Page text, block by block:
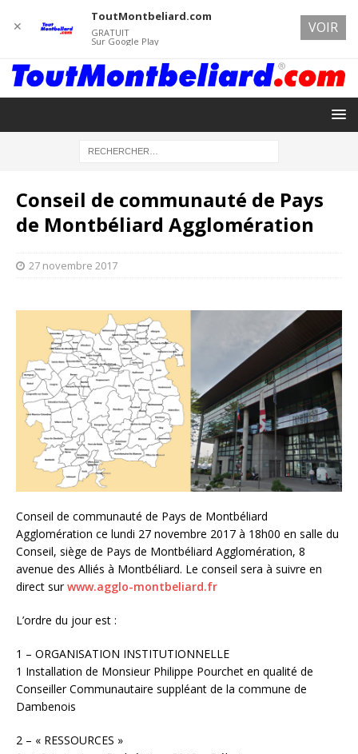
Conseil de communauté de Pays
de Montbéliard Agglomération
27 novembre 2017
Conseil de communauté de Pays de Montbéliard
Agglomération ce lundi 27 novembre 2017 à 18h00 en salle du
Conseil, siège de Pays de Montbéliard Agglomération, 8
avenue des Alliés à Montbéliard. Le conseil sera à suivre en
direct surwww.agglo-montbeliard.fr
L’ordre du jour est :
1 – ORGANISATION INSTITUTIONNELLE
1 Installation de Monsieur Philippe Pourchet en qualité de
Conseiller Communautaire suppléant de la commune de
Dambenois
2 – « RESSOURCES »
✕
ToutMontbeliard.com
GRATUIT
Sur Google Play
VOIR